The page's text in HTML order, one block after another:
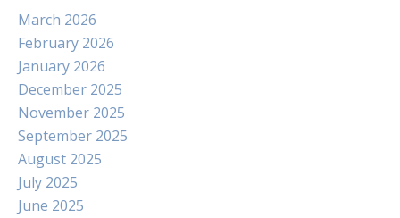
March 2026
February 2026
January 2026
December 2025
November 2025
September 2025
August 2025
July 2025
June 2025